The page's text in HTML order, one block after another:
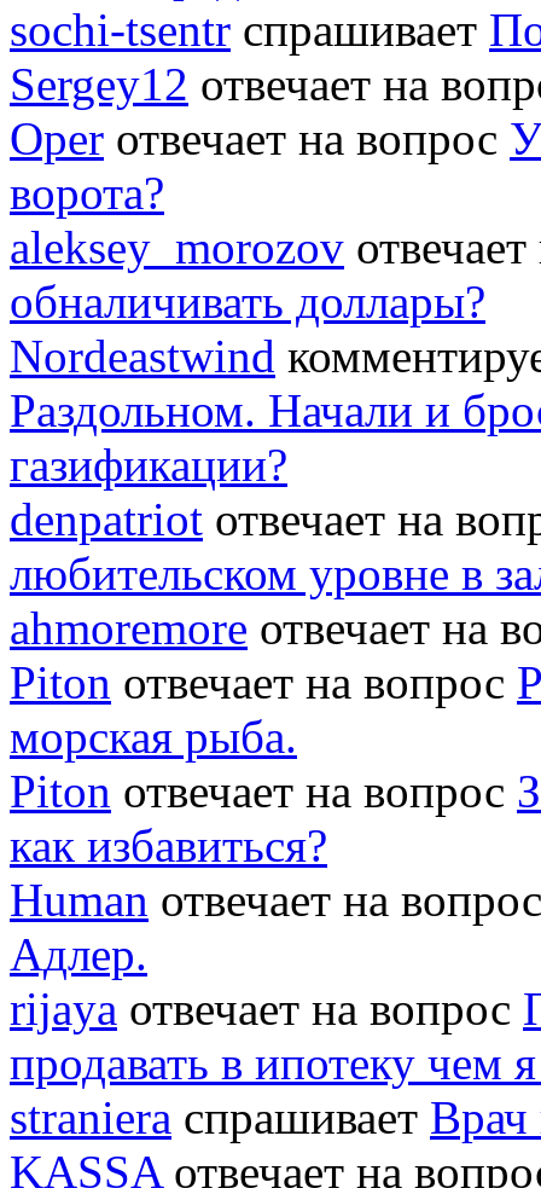
sochi-tsentr спрашивает
Sergey12 отвечает на
Oper отвечает на вопрос
ворота?
aleksey_morozov
обналичивать доллары?
Nordeastwind
Раздольном. Начали и
газификации?
denpatriot отвечает на
любительском уровне в
ahmoremore отвечает на
Piton отвечает на вопрос
морская рыба.
Piton отвечает на вопрос
как избавиться?
Human отвечает на
Адлер.
rijaya отвечает на вопрос
продавать в ипотеку чем
straniera спрашивает Врач
KASSA отвечает на